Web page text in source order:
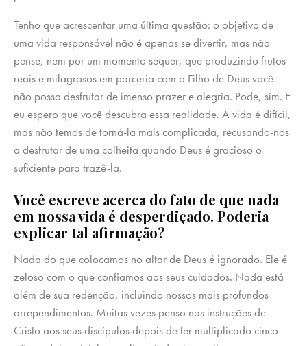
Tenho que acrescentar uma última questão: o objetivo de
uma vida responsável não é apenas se divertir, mas não
pense, nem por um momento sequer, que produzindo frutos
reais e milagrosos em parceria com o Filho de Deus você
não possa desfrutar de imenso prazer e alegria. Pode, sim. E
eu espero que você descubra essa realidade. A vida é difícil,
mas não temos de torná-la mais complicada, recusando-nos
a desfrutar de uma colheita quando Deus é gracioso o
suficiente para trazê-la.
Você escreve acerca do fato de que nada
em nossa vida é desperdiçado. Poderia
explicar tal afirmação?
Nada do que colocamos no altar de Deus é ignorado. Ele é
zeloso com o que confiamos aos seus cuidados. Nada está
além de sua redenção, incluindo nossos mais profundos
arrependimentos. Muitas vezes penso nas instruções de
Cristo aos seus discípulos depois de ter multiplicado cinco